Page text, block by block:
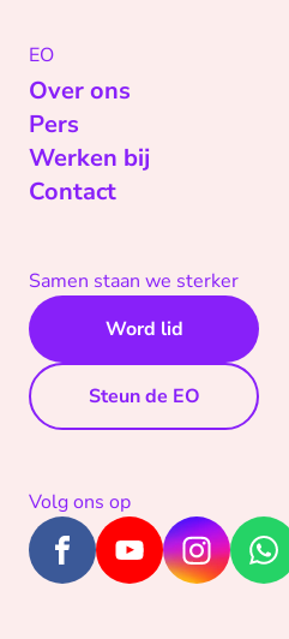
EO
Over ons
Pers
Werken bij
Contact
Samen staan we sterker
Word lid
Steun de EO
Volg ons op